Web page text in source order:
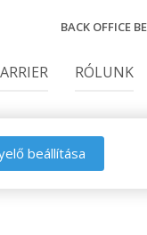
BACK OFFICE
RÓLUNK
beállítása